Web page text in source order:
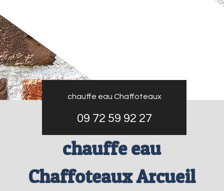
chauffe eau Chaffoteaux
09 72 59 92 27
chauffe eau
Chaffoteaux Arcueil